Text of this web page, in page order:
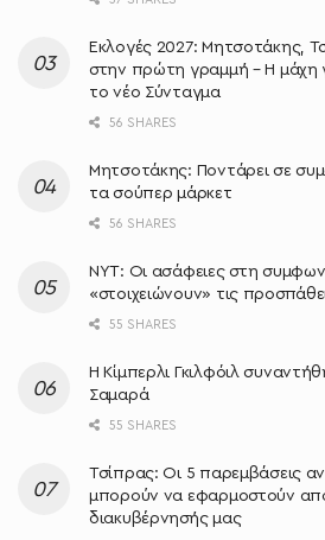
Εκλογές 2027: Μητσοτάκης,
στην πρώτη γραμμή – Η μάχη
το νέο Σύνταγμα
56 SHARES
Μητσοτάκης: Ποντάρει σε
τα σούπερ μάρκετ
56 SHARES
NYT: Οι ασάφειες στη
«στοιχειώνουν» τις
55 SHARES
Η Κίμπερλι Γκιλφόιλ
Σαμαρά
55 SHARES
Τσίπρας: Οι 5 παρεμβάσεις
μπορούν να εφαρμοστούν
διακυβέρνησής μας